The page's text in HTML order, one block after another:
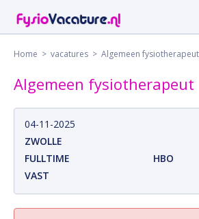
Home > vacatures > Algemeen
Algemeen fysiotherapeut
04-11-2025
ZWOLLE
FULLTIME
HBO
VAST